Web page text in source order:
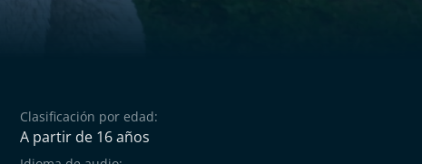
Clasificación por edad:
A partir de 16 años